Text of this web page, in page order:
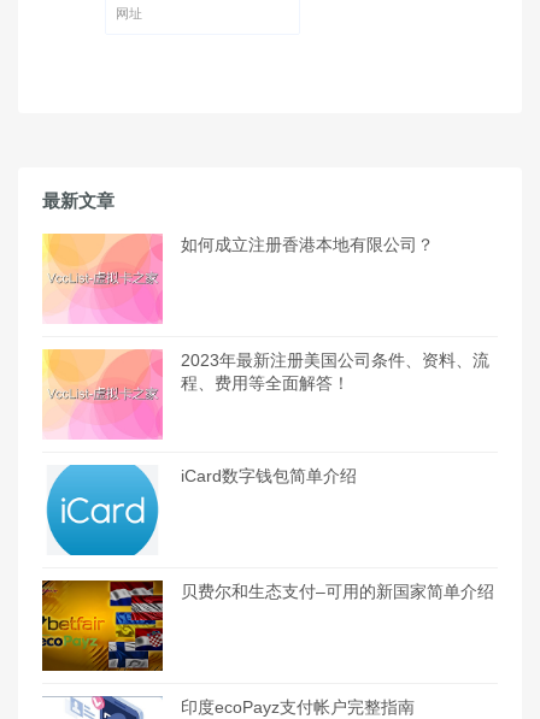
最新文章
如何成立注册香港本地有限公司？
2023年最新注册美国公司条件、资料、流
程、费用等全面解答！
iCard数字钱包简单介绍
贝费尔和生态支付–可用的新国家简单介绍
印度ecoPayz支付帐户完整指南